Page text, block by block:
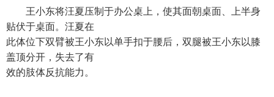
王小东将汪夏压制于办公桌上，使其面朝桌面、上半身
贴伏于桌面。汪夏在
此体位下双臂被王小东以单手扣于腰后，双腿被王小东以膝
盖顶分开，失去了有
效的肢体反抗能力。